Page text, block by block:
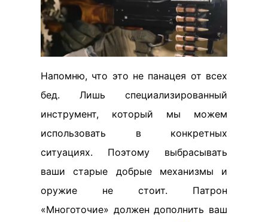
Напомню, что это не панацея от всех
бед. Лишь специализированный
инструмент, который мы можем
использовать в конкретных
ситуациях. Поэтому выбрасывать
ваши старые добрые механизмы и
оружие не стоит. Патрон
«Многоточие» должен дополнить ваш